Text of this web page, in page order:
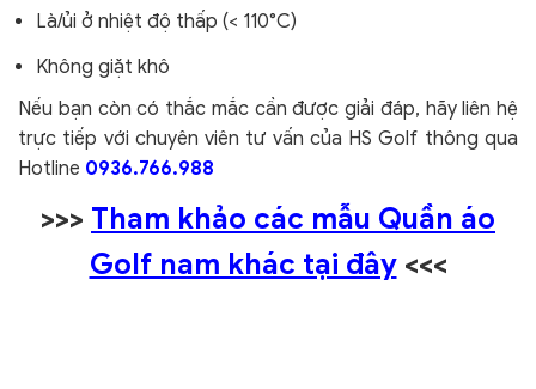
Là/ủi ở nhiệt độ thấp (< 110°C)
Không giặt khô
Nếu bạn còn có thắc mắc cần được giải đáp, hãy liên hệ
trực tiếp với chuyên viên tư vấn của HS Golf thông qua
Hotline 0936.766.988
>>> Tham khảo các mẫu Quần áo
Golf nam khác tại đây <<<